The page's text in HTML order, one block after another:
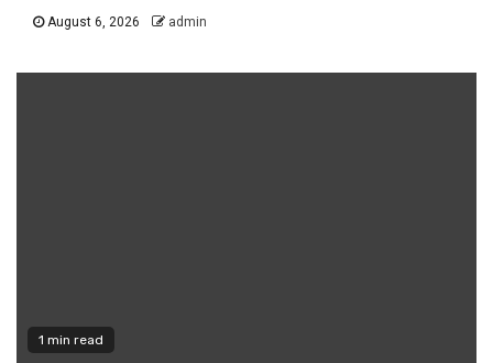
August 6, 2026 admin
1 min read